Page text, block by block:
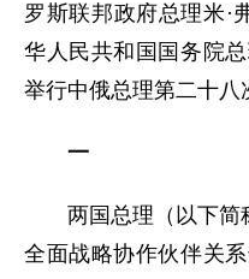
罗斯联邦政府总理米·
华人民共和国国务院
举行中俄总理第二十八
一
两国总理（以下简
全面战略协作伙伴关